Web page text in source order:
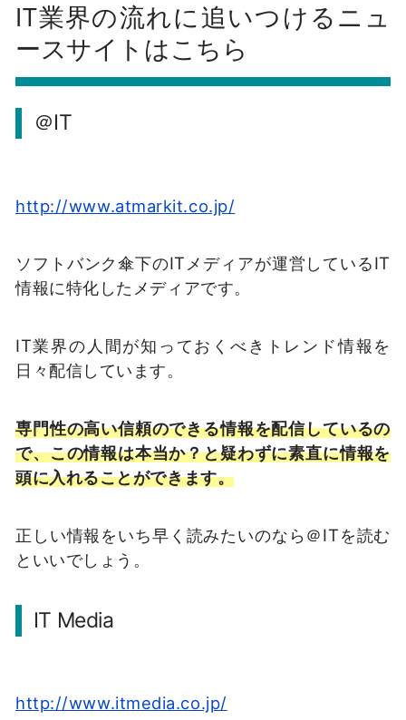
IT業界の流れに追いつけるニュ
ースサイトはこちら
＠IT
http://www.atmarkit.co.jp/
ソフトバンク傘下のITメディアが運営しているIT
情報に特化したメディアです。
IT業界の人間が知っておくべきトレンド情報を
日々配信しています。
専門性の高い信頼のできる情報を配信しているの
で、この情報は本当か？と疑わずに素直に情報を
頭に入れることができます。
正しい情報をいち早く読みたいのなら＠ITを読む
といいでしょう。
IT Media
http://www.itmedia.co.jp/